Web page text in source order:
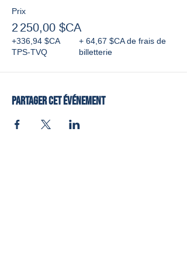
Prix
2 250,00 $CA
+336,94 $CA
TPS-TVQ
+ 64,67 $CA de frais de
billetterie
Partager cet événement